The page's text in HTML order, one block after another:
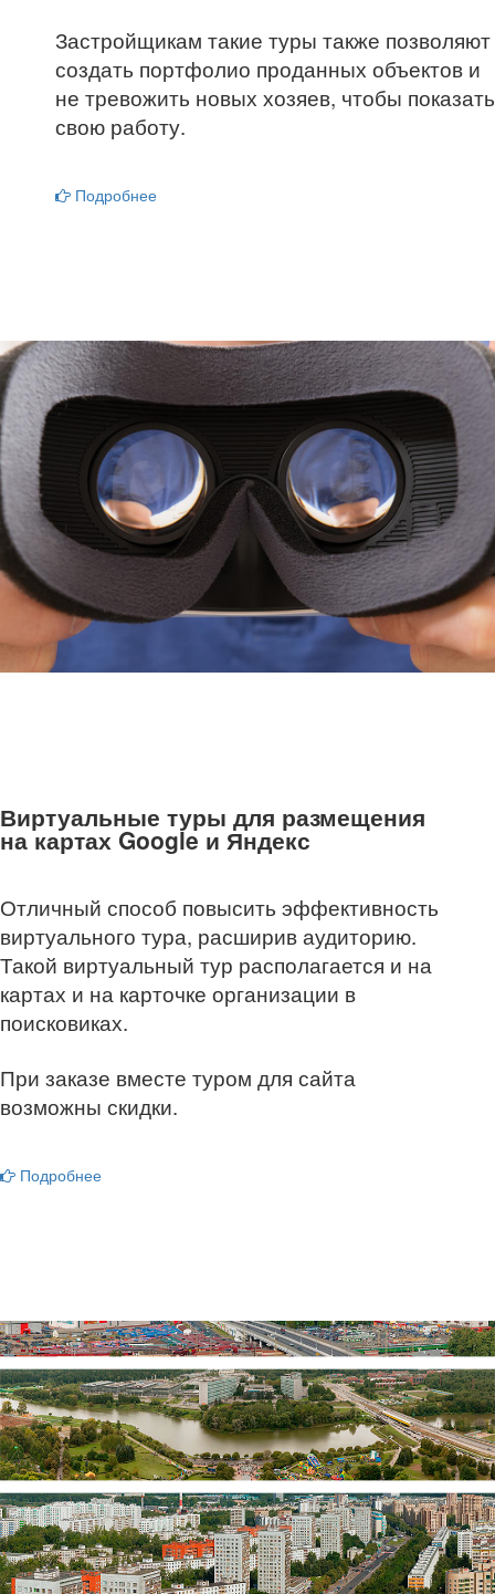
Застройщикам такие туры также позволяют
создать портфолио проданных объектов и
не тревожить новых хозяев, чтобы показать
свою работу.
Подробнее
Виртуальные туры для размещения
на картах Google и Яндекс
Отличный способ повысить эффективность
виртуального тура, расширив аудиторию.
Такой виртуальный тур располагается и на
картах и на карточке организации в
поисковиках.
При заказе вместе туром для сайта
возможны скидки.
Подробнее